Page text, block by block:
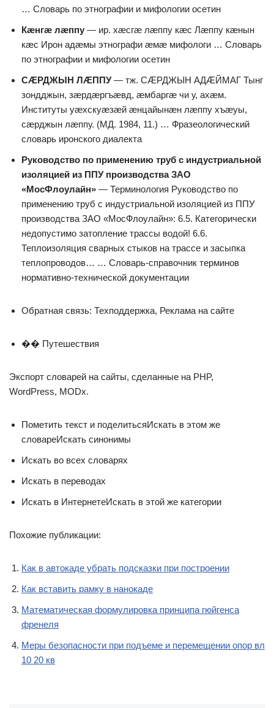
… Словарь по этнографии и мифологии осетин
Кæнгæ лæппу — ир. хæсгæ лæппу кæс Лæппу кæнын
кæс Ирон адæмы этнографи æмæ мифологи … Словарь
по этнографии и мифологии осетин
СÆРДЖЫН ЛÆППУ— тж. СÆРДЖЫН АДÆЙМАГ Тынг
зондджын, зæрдæргъæвд, æмбаргæ чи у, ахæм.
Институты уæхскуæзæй æнцайынæн лæппу хъæуы,
сæрджын лæппу. (МД. 1984, 11.) … Фразеологический
словарь иронского диалекта
Руководство по применению труб с индустриальной
изоляцией из ППУ производства ЗАО
«МосФлоулайн» — Терминология Руководство по
применению труб с индустриальной изоляцией из ППУ
производства ЗАО «МосФлоулайн»: 6.5. Категорически
недопустимо затопление трассы водой! 6.6.
Теплоизоляция сварных стыков на трассе и засыпка
теплопроводов… … Словарь-справочник терминов
нормативно-технической документации
Обратная связь: Техподдержка, Реклама на сайте
�� Путешествия
Экспорт словарей на сайты, сделанные на PHP,
WordPress, MODx.
Пометить текст и поделитьсяИскать в этом же
словареИскать синонимы
Искать во всех словарях
Искать в переводах
Искать в ИнтернетеИскать в этой же категории
Похожие публикации:
Как в автокаде убрать подсказки при построении
Как вставить рамку в нанокаде
Математическая формулировка принципа гюйгенса
френеля
Меры безопасности при подъеме и перемещении опор вл
10 20 кв